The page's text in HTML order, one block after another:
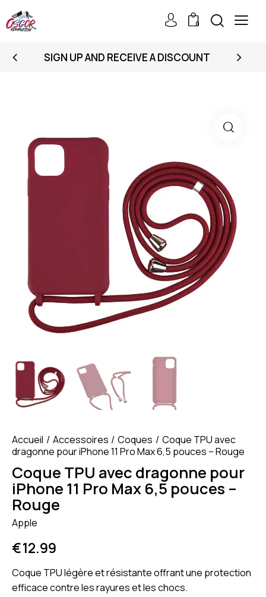
0
SIGN UP AND RECEIVE A DISCOUNT
Accueil Accessoires Coques
Coque TPU avec
dragonne pour iPhone 11 Pro Max 6,5 pouces – Rouge
Coque TPU avec dragonne pour
iPhone 11 Pro Max 6,5 pouces –
Rouge
Apple
€12.99
Coque TPU légère et résistante offrant une protection
efficace contre les rayures et les chocs.